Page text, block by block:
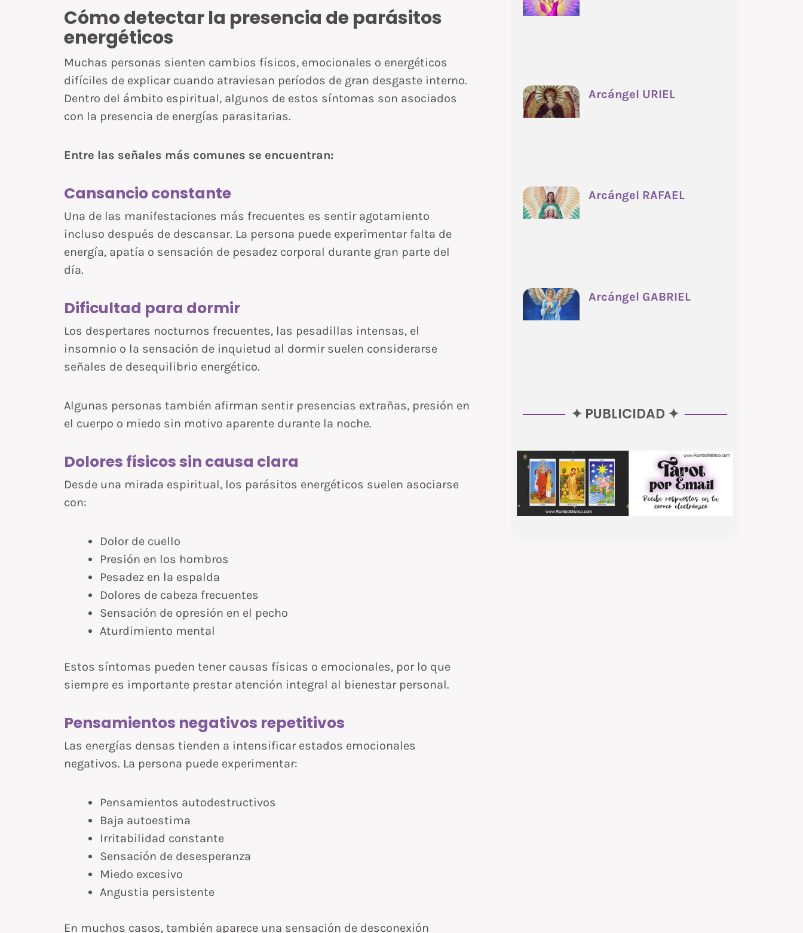
Cómo detectar la presencia de parásitos
energéticos
Muchas personas sienten cambios físicos, emocionales o energéticos
difíciles de explicar cuando atraviesan períodos de gran desgaste interno.
Dentro del ámbito espiritual, algunos de estos síntomas son asociados
con la presencia de energías parasitarias.
Entre las señales más comunes se encuentran:
Cansancio constante
Una de las manifestaciones más frecuentes es sentir agotamiento
incluso después de descansar. La persona puede experimentar falta de
energía, apatía o sensación de pesadez corporal durante gran parte del
día.
Dificultad para dormir
Los despertares nocturnos frecuentes, las pesadillas intensas, el
insomnio o la sensación de inquietud al dormir suelen considerarse
señales de desequilibrio energético.
Algunas personas también afirman sentir presencias extrañas, presión en
el cuerpo o miedo sin motivo aparente durante la noche.
Dolores físicos sin causa clara
Desde una mirada espiritual, los parásitos energéticos suelen asociarse
con:
Dolor de cuello
Presión en los hombros
Pesadez en la espalda
Dolores de cabeza frecuentes
Sensación de opresión en el pecho
Aturdimiento mental
Estos síntomas pueden tener causas físicas o emocionales, por lo que
siempre es importante prestar atención integral al bienestar personal.
Pensamientos negativos repetitivos
Las energías densas tienden a intensificar estados emocionales
negativos. La persona puede experimentar:
Pensamientos autodestructivos
Baja autoestima
Irritabilidad constante
Sensación de desesperanza
Miedo excesivo
Angustia persistente
En muchos casos, también aparece una sensación de desconexión
Arcángel URIEL
Arcángel RAFAEL
Arcángel GABRIEL
✦ PUBLICIDAD ✦